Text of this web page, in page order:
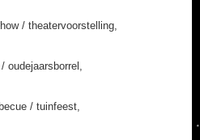
/ theatervoorstelling,
oudejaarsborrel,
/ tuinfeest,